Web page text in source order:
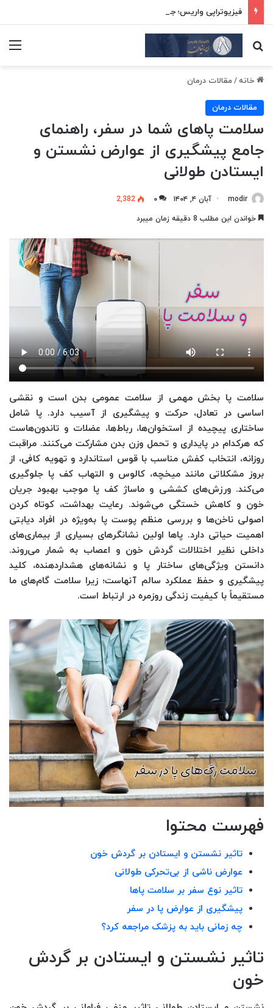
فیزیوتراپی واریس؛ جدیدترین روش‌های درمان قطعی بدون جراحی
جستجو برای
خانه/ مقالات درمان
مقالات درمان
سلامت پاهای شما در سفر، راهنمای
جامع پیشگیری از عوارض نشستن و
ایستادن طولانی
modir آبان ۴, ۱۴۰۴ ۰
2,382
خواندن این مطلب 8 دقیقه زمان میبرد
سلامت پا بخش مهمی از سلامت عمومی بدن است و نقشی
اساسی در تعادل، حرکت و پیشگیری از آسیب دارد. پا شامل
ساختاری پیچیده از استخوان‌ها، رباط‌ها، عضلات و تاندون‌هاست
که هرکدام در پایداری و تحمل وزن بدن مشارکت می‌کنند. مراقبت
روزانه، انتخاب کفش مناسب با قوس استاندارد و تهویه کافی، از
بروز مشکلاتی مانند میخچه، کالوس و التهاب کف پا جلوگیری
می‌کند. ورزش‌های کششی و ماساژ کف پا موجب بهبود جریان
خون و کاهش خستگی می‌شوند. رعایت بهداشت، کوتاه کردن
اصولی ناخن‌ها و بررسی منظم پوست پا به‌ویژه در افراد دیابتی
اهمیت حیاتی دارد. پاها اولین نشانگرهای بسیاری از بیماری‌های
داخلی نظیر اختلالات گردش خون و اعصاب به شمار می‌روند.
دانستن ویژگی‌های ساختار پا و نشانه‌های هشداردهنده، کلید
پیشگیری و حفظ عملکرد سالم آنهاست؛ زیرا سلامت گام‌های ما
مستقیماً با کیفیت زندگی روزمره در ارتباط است.
فهرست محتوا
تاثیر نشستن و ایستادن بر گردش خون
عوارض ناشی از بی‌تحرکی طولانی
تاثیر نوع سفر بر سلامت پاها
پیشگیری از عوارض پا در سفر
چه زمانی باید به پزشک مراجعه کرد؟
تاثیر نشستن و ایستادن بر گردش
خون